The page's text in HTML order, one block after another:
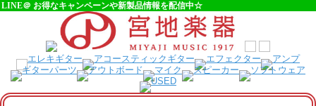
LINE＠ お得なキャンペーンや新製品情報を配信中☆